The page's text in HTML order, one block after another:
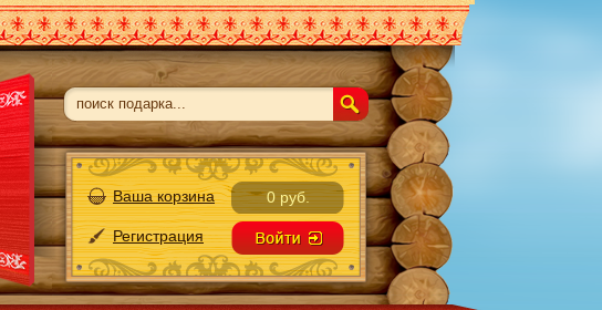
Ваша корзина 0 руб.
Регистрация